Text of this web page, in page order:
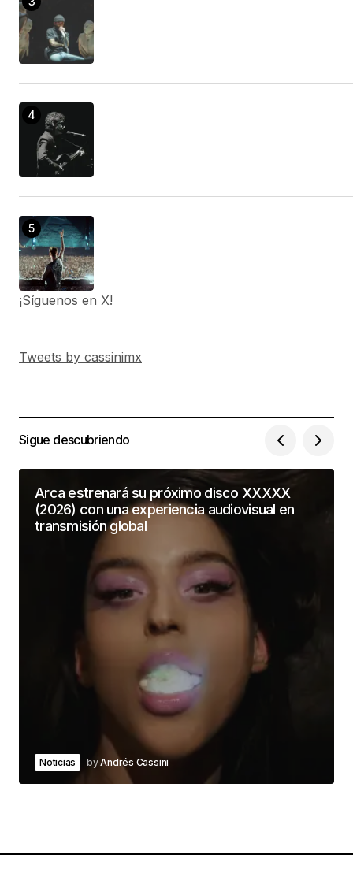
¡Síguenos en X!
Tweets by cassinimx
Sigue descubriendo
Arca estrenará su próximo disco XXXXX
(2026) con una experiencia audiovisual en
transmisión global
Noticias byAndrés Cassini